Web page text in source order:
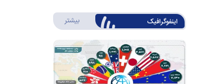
اینفوگرافیک بیشتر درباره اینفوگرافیک